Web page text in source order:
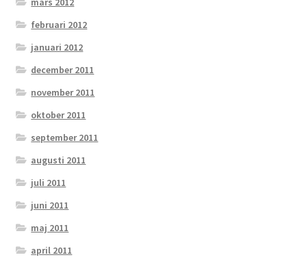
februari 2012
januari 2012
december 2011
november 2011
oktober 2011
september 2011
augusti 2011
juli 2011
juni 2011
maj 2011
april 2011